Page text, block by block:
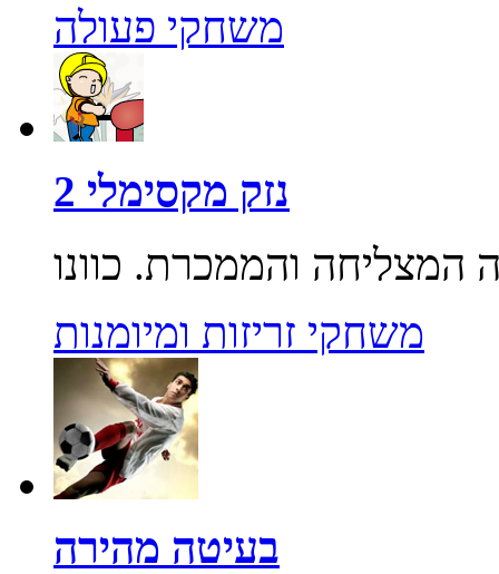
משחקי פעולה
נזק מקסימלי 2
משחקי זריזות ומיומנות
בעיטה מהירה